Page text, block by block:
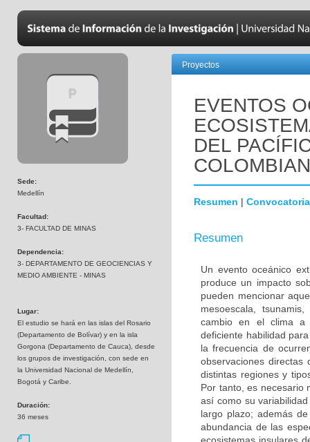
Sede:
Medellín
Facultad:
3- FACULTAD DE MINAS
Dependencia:
3- DEPARTAMENTO DE GEOCIENCIAS Y
MEDIO AMBIENTE - MINAS
Lugar:
El estudio se hará en las islas del Rosario
(Departamento de Bolívar) y en la isla
Gorgona (Departamento de Cauca), desde
los grupos de investigación, con sede en
la Universidad Nacional de Medellín,
Bogotá y Caribe.
Duración:
36 meses
Proyectos
EVENTOS
DEL
Resumen | Convocatoria
Resumen
Un evento oceánico
produce un impacto
pueden mencionar
mesoescala,
cambio en el clima a
deficiente habilidad
la frecuencia de
observaciones directas
distintas regiones y
Por tanto, es necesario
así como su
largo plazo; además
abundancia de las